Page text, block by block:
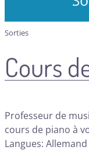
Sorties
Cours
Professeur de
cours de piano à
Langues: